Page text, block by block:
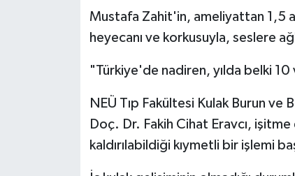
Mustafa Zahit'in, ameliyattan 1,5
heyecanı ve korkusuyla, seslere
"Türkiye'de nadiren, yılda belki
NEÜ Tıp Fakültesi Kulak Burun ve
Doç. Dr. Fakih Cihat Eravcı,
kaldırılabildiği kıymetli bir işlemi